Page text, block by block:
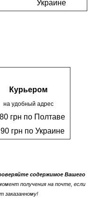
Украине
Курьером
на удобный адрес
грн по Полтаве
грн по Украине
содержимое Вашего
получения на почте, если
заказанному!